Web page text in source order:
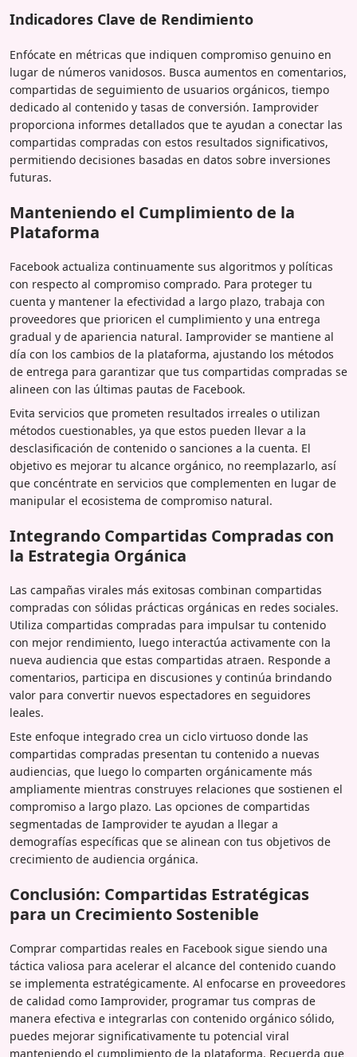
Indicadores Clave de Rendimiento
Enfócate en métricas que indiquen compromiso genuino en
lugar de números vanidosos. Busca aumentos en comentarios,
compartidas de seguimiento de usuarios orgánicos, tiempo
dedicado al contenido y tasas de conversión. Iamprovider
proporciona informes detallados que te ayudan a conectar las
compartidas compradas con estos resultados significativos,
permitiendo decisiones basadas en datos sobre inversiones
futuras.
Manteniendo el Cumplimiento de la
Plataforma
Facebook actualiza continuamente sus algoritmos y políticas
con respecto al compromiso comprado. Para proteger tu
cuenta y mantener la efectividad a largo plazo, trabaja con
proveedores que prioricen el cumplimiento y una entrega
gradual y de apariencia natural. Iamprovider se mantiene al
día con los cambios de la plataforma, ajustando los métodos
de entrega para garantizar que tus compartidas compradas se
alineen con las últimas pautas de Facebook.
Evita servicios que prometen resultados irreales o utilizan
métodos cuestionables, ya que estos pueden llevar a la
desclasificación de contenido o sanciones a la cuenta. El
objetivo es mejorar tu alcance orgánico, no reemplazarlo, así
que concéntrate en servicios que complementen en lugar de
manipular el ecosistema de compromiso natural.
Integrando Compartidas Compradas con
la Estrategia Orgánica
Las campañas virales más exitosas combinan compartidas
compradas con sólidas prácticas orgánicas en redes sociales.
Utiliza compartidas compradas para impulsar tu contenido
con mejor rendimiento, luego interactúa activamente con la
nueva audiencia que estas compartidas atraen. Responde a
comentarios, participa en discusiones y continúa brindando
valor para convertir nuevos espectadores en seguidores
leales.
Este enfoque integrado crea un ciclo virtuoso donde las
compartidas compradas presentan tu contenido a nuevas
audiencias, que luego lo comparten orgánicamente más
ampliamente mientras construyes relaciones que sostienen el
compromiso a largo plazo. Las opciones de compartidas
segmentadas de Iamprovider te ayudan a llegar a
demografías específicas que se alinean con tus objetivos de
crecimiento de audiencia orgánica.
Conclusión: Compartidas Estratégicas
para un Crecimiento Sostenible
Comprar compartidas reales en Facebook sigue siendo una
táctica valiosa para acelerar el alcance del contenido cuando
se implementa estratégicamente. Al enfocarse en proveedores
de calidad como Iamprovider, programar tus compras de
manera efectiva e integrarlas con contenido orgánico sólido,
puedes mejorar significativamente tu potencial viral
manteniendo el cumplimiento de la plataforma. Recuerda que